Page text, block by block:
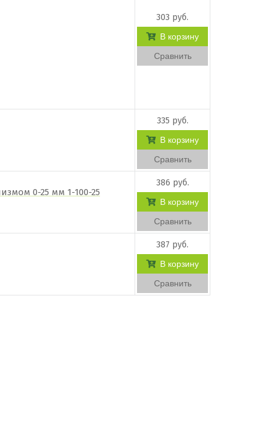
303 руб.
В корзину
Сравнить
335 руб.
В корзину
Сравнить
0-25 мм 1-100-25
386 руб.
В корзину
Сравнить
387 руб.
В корзину
Сравнить